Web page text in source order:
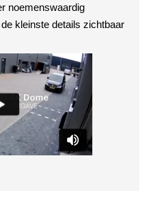
noemenswaardig
kleinste details zichtbaar